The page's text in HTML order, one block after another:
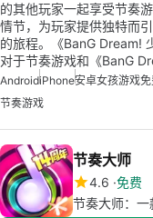
的其他玩家一起享受节奏
情节，为玩家提供独特而
的旅程。《BanG Dream!
对于节奏游戏和《BanG
AndroidiPhone安卓女孩游戏免
节奏游戏
节奏大师
4.6 免费
节奏大师：